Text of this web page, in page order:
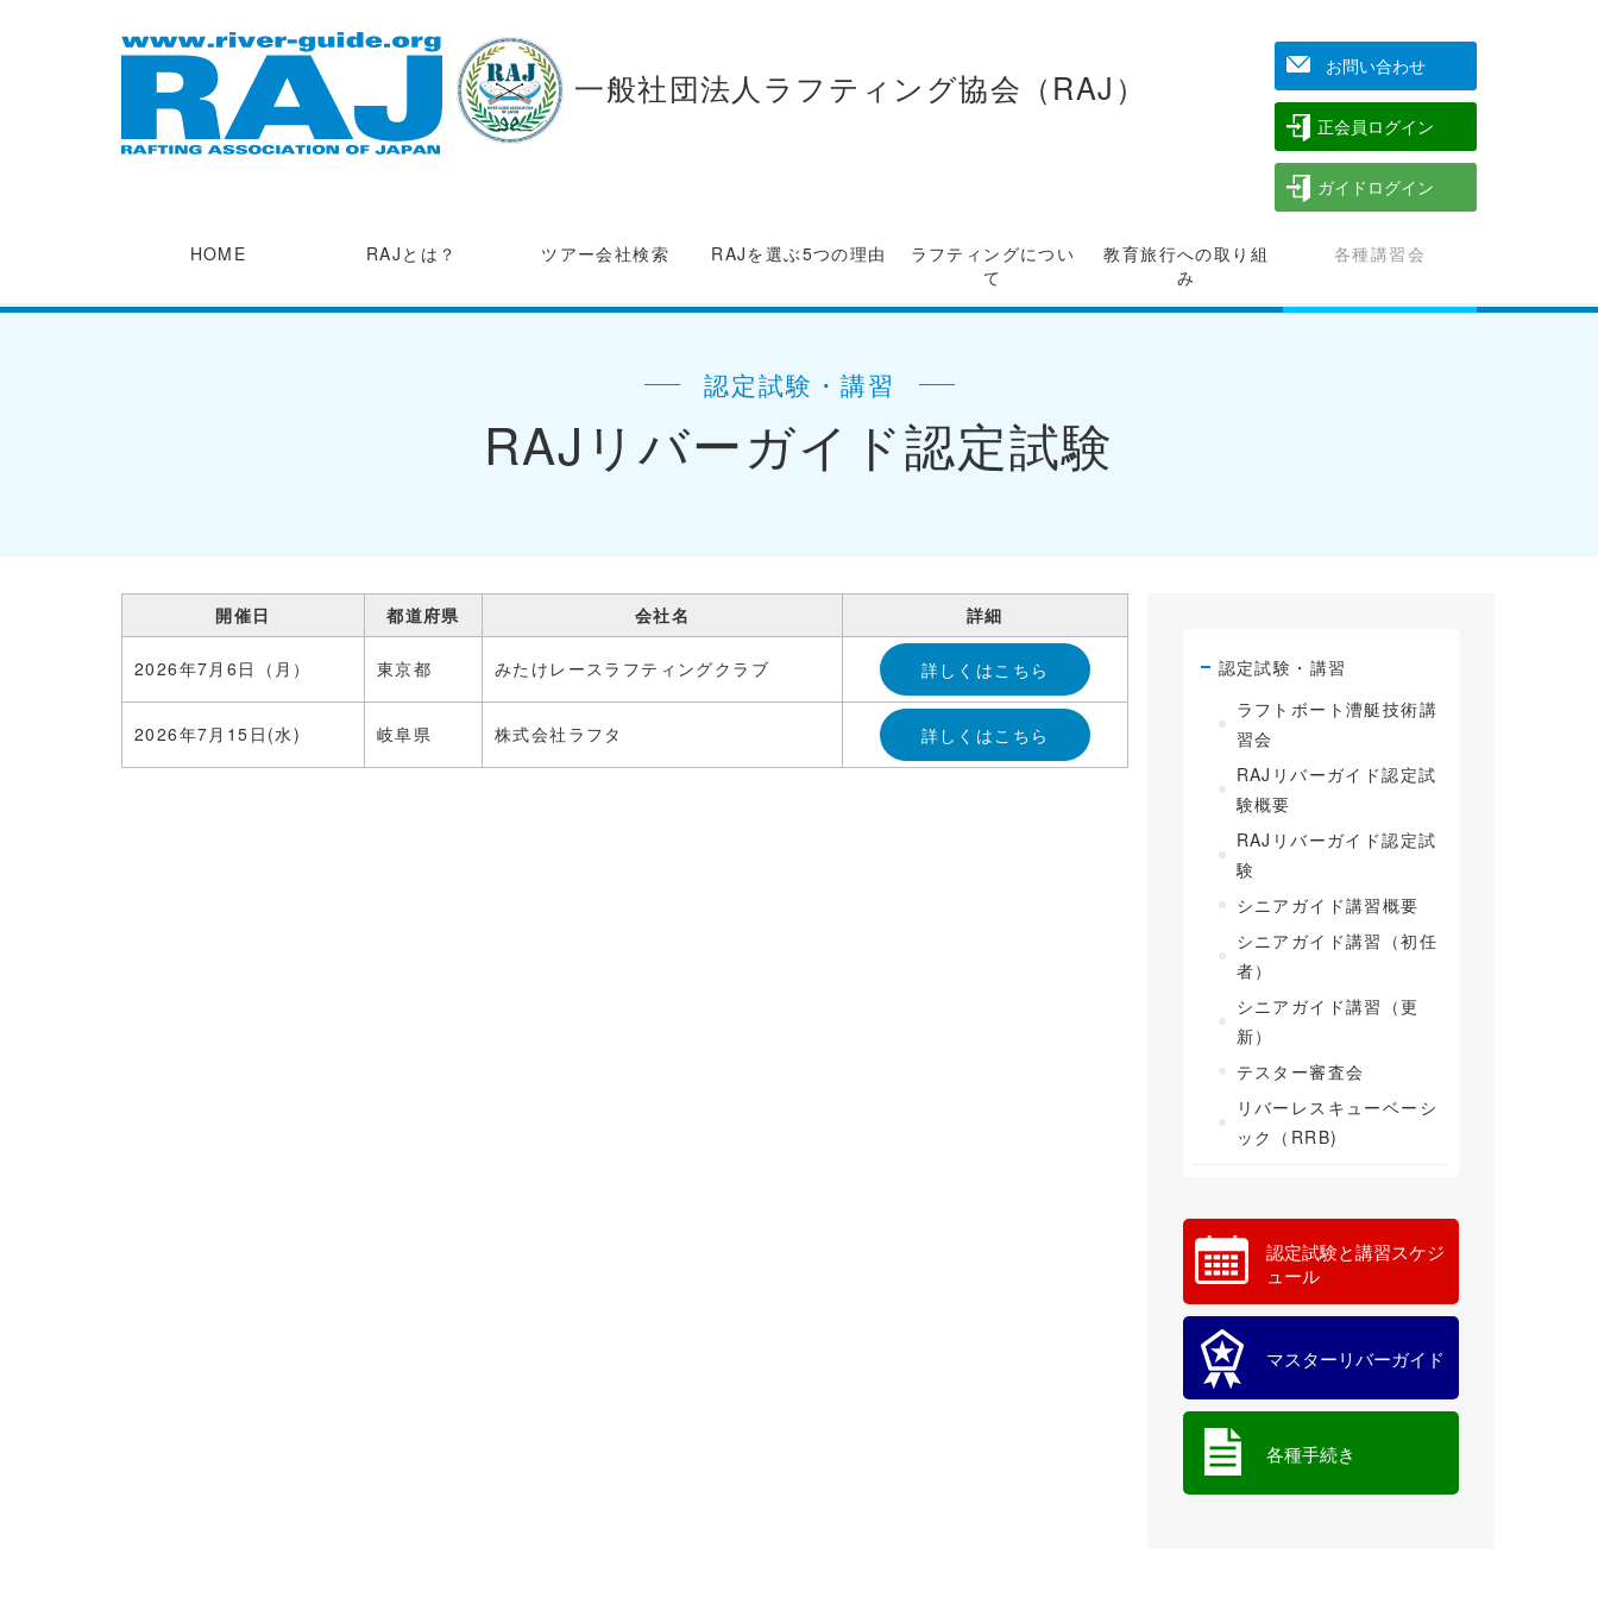
一般社団法人ラフティング協会（RAJ） お問い合わせ
正会員ログイン
ガイドログイン
HOME RAJとは？ ツアー会社検索 RAJを選ぶ5つの理由
ラフティングについ
て
教育旅行への取り組
み
各種講習会
認定試験・講習
RAJリバーガイド認定試験
開催日 都道府県 会社名 詳細
2026年7月6日（月） 東京都 みたけレースラフティングクラブ 詳しくはこちら
2026年7月15日(水) 岐阜県 株式会社ラフタ 詳しくはこちら
認定試験・講習
ラフトボート漕艇技術講
習会
RAJリバーガイド認定試
験概要
RAJリバーガイド認定試
験
シニアガイド講習概要
シニアガイド講習（初任
者）
シニアガイド講習（更
新）
テスター審査会
リバーレスキューベーシ
ック（RRB)
認定試験と講習スケジ
ュール
マスターリバーガイド
各種手続き